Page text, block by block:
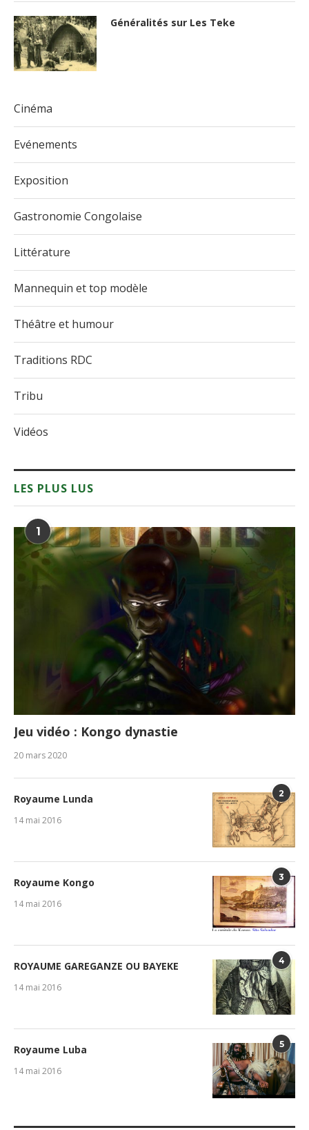
Généralités sur Les Teke
Cinéma
Evénements
Exposition
Gastronomie Congolaise
Littérature
Mannequin et top modèle
Théâtre et humour
Traditions RDC
Tribu
Vidéos
LES PLUS LUS
1
Jeu vidéo : Kongo dynastie
20 mars 2020
2
Royaume Lunda
14 mai 2016
3
Royaume Kongo
14 mai 2016
4
ROYAUME GAREGANZE OU BAYEKE
14 mai 2016
5
Royaume Luba
14 mai 2016